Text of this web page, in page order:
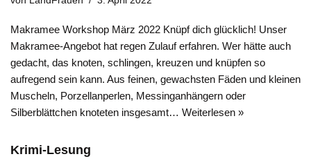
Makramee Workshop März 2022 Knüpf dich glücklich! Unser
Makramee-Angebot hat regen Zulauf erfahren. Wer hätte auch
gedacht, das knoten, schlingen, kreuzen und knüpfen so
aufregend sein kann. Aus feinen, gewachsten Fäden und kleinen
Muscheln, Porzellanperlen, Messinganhängern oder
Silberblättchen knoteten insgesamt… Weiterlesen »
Krimi-Lesung